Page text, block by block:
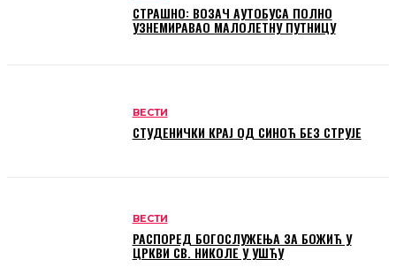
СТРАШНО: ВОЗАЧ АУТОБУСА ПОЛНО
УЗНЕМИРАВАО МАЛОЛЕТНУ ПУТНИЦУ
ВЕСТИ
СТУДЕНИЧКИ КРАЈ ОД СИНОЋ БЕЗ СТРУЈЕ
ВЕСТИ
РАСПОРЕД БОГОСЛУЖЕЊА ЗА БОЖИЋ У
ЦРКВИ СВ. НИКОЛЕ У УШЋУ